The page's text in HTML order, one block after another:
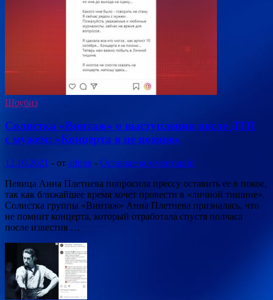
Шоубиз
Солистка «Винтаж» о выступлении после ДТП
с мужем: «Концерта я не помню»
12.10.2021 - от admin - Оставьте комментарий
Певица Анна Плетнева попросила прессу оставить ее в покое,
так как ближайшее время хочет провести в «личной тишине».
Солистка группы «Винтаж» Анна Плетнева призналась, что
не помнит концерта, который отработала спустя полчаса
после известия …